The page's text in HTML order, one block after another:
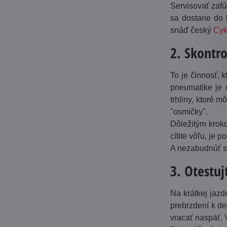
Servisovať
sa dostane do
snáď český
2.
To je činnosť,
pneumatike je
trhliny, ktoré
"osmičky".
Dôležitým
cítite vôľu, je
A nezabudnúť
3.
Na krátkej
prebrzdení k
vracať naspäť.